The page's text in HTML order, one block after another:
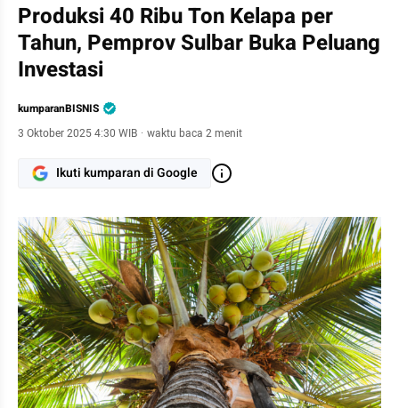
Produksi 40 Ribu Ton Kelapa per
Tahun, Pemprov Sulbar Buka Peluang
Investasi
kumparanBISNIS
3 Oktober 2025 4:30 WIB · waktu baca 2 menit
Ikuti kumparan di Google